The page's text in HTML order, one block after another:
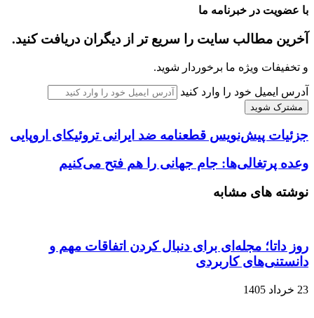
با عضویت در خبرنامه ما
آخرین مطالب سایت را سریع تر از دیگران دریافت کنید.
و تخفیفات ویژه ما برخوردار شوید.
آدرس ایمیل خود را وارد کنید
جزئیات پیش‌نویس قطعنامه ضد ایرانی تروئیکای اروپایی
وعده پرتغالی‌ها: جام جهانی را هم فتح می‌کنیم
نوشته های مشابه
روز داتا؛ مجله‌ای برای دنبال کردن اتفاقات مهم و
دانستنی‌های کاربردی
23 خرداد 1405